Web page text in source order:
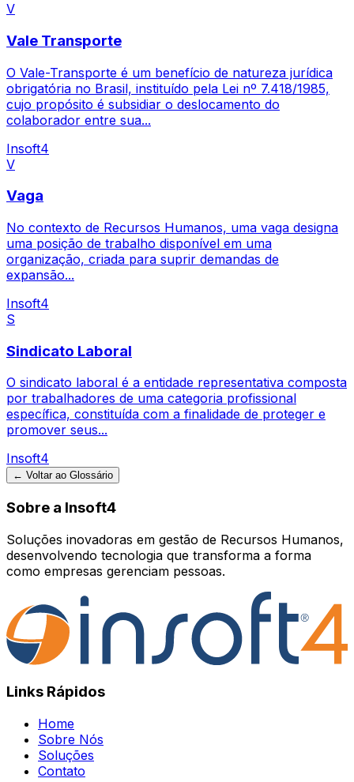
V
Vale Transporte
O Vale-Transporte é um benefício de natureza jurídica
obrigatória no Brasil, instituído pela Lei nº 7.418/1985,
cujo propósito é subsidiar o deslocamento do
colaborador entre sua...
Insoft4
V
Vaga
No contexto de Recursos Humanos, uma vaga designa
uma posição de trabalho disponível em uma
organização, criada para suprir demandas de
expansão...
Insoft4
S
Sindicato Laboral
O sindicato laboral é a entidade representativa composta
por trabalhadores de uma categoria profissional
específica, constituída com a finalidade de proteger e
promover seus...
Insoft4
← Voltar ao Glossário
Sobre a Insoft4
Soluções inovadoras em gestão de Recursos Humanos,
desenvolvendo tecnologia que transforma a forma
como empresas gerenciam pessoas.
Links Rápidos
Home
Sobre Nós
Soluções
Contato